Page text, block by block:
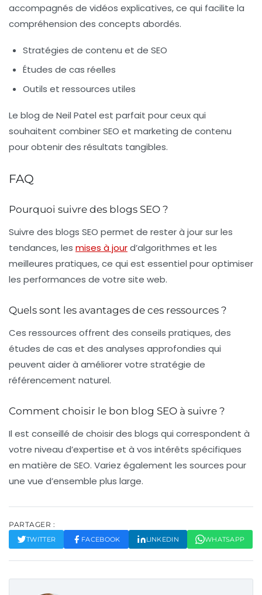
accompagnés de vidéos explicatives, ce qui facilite la
compréhension des concepts abordés.
Stratégies de contenu et de SEO
Études de cas réelles
Outils et ressources utiles
Le blog de Neil Patel est parfait pour ceux qui
souhaitent combiner SEO et marketing de contenu
pour obtenir des résultats tangibles.
FAQ
Pourquoi suivre des blogs SEO ?
Suivre des blogs SEO permet de rester à jour sur les
tendances, les mises à jourd’algorithmes et les
meilleures pratiques, ce qui est essentiel pour optimiser
les performances de votre site web.
Quels sont les avantages de ces ressources ?
Ces ressources offrent des conseils pratiques, des
études de cas et des analyses approfondies qui
peuvent aider à améliorer votre stratégie de
référencement naturel.
Comment choisir le bon blog SEO à suivre ?
Il est conseillé de choisir des blogs qui correspondent à
votre niveau d’expertise et à vos intérêts spécifiques
en matière de SEO. Variez également les sources pour
une vue d’ensemble plus large.
PARTAGER :
TWITTER FACEBOOK LINKEDIN WHATSAPP